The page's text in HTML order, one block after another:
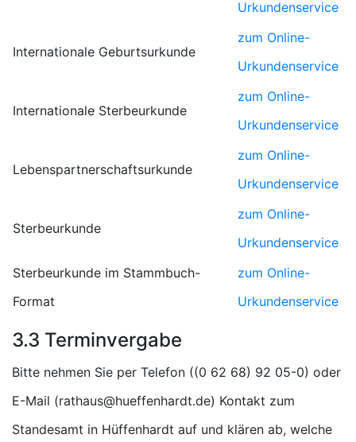
Urkundenservice
Internationale Geburtsurkunde
zum Online-
Urkundenservice
Internationale Sterbeurkunde
zum Online-
Urkundenservice
Lebenspartnerschaftsurkunde
zum Online-
Urkundenservice
Sterbeurkunde
zum Online-
Urkundenservice
Sterbeurkunde im Stammbuch-
Format
zum Online-
Urkundenservice
3.3 Terminvergabe
Bitte nehmen Sie per Telefon (
) oder
E-Mail (
) Kontakt zum
Standesamt in Hüffenhardt auf und klären ab, welche